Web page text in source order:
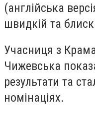
(англійська
швидкій та
Учасниця з
Чижевська
результати та
номінаціях.